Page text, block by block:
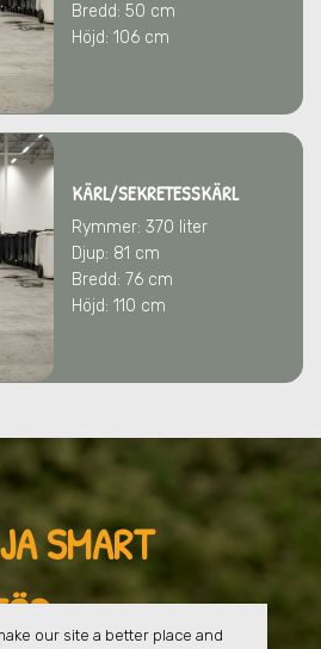
Bredd: 50 cm
Höjd: 106 cm
KÄRL/SEKRETESSKÄRL
Rymmer: 370 liter
Djup: 81 cm
Bredd: 76 cm
Höjd: 110 cm
SMART
our site a better place and